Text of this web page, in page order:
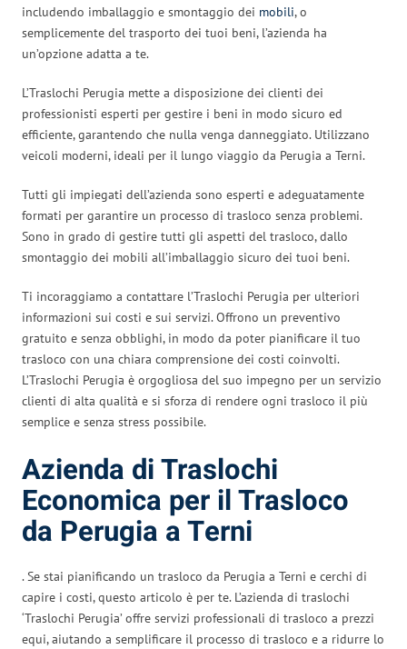
includendo imballaggio e smontaggio dei mobili, o
semplicemente del trasporto dei tuoi beni, l’azienda ha
un’opzione adatta a te.
L’Traslochi Perugia mette a disposizione dei clienti dei
professionisti esperti per gestire i beni in modo sicuro ed
efficiente, garantendo che nulla venga danneggiato. Utilizzano
veicoli moderni, ideali per il lungo viaggio da Perugia a Terni.
Tutti gli impiegati dell’azienda sono esperti e adeguatamente
formati per garantire un processo di trasloco senza problemi.
Sono in grado di gestire tutti gli aspetti del trasloco, dallo
smontaggio dei mobili all’imballaggio sicuro dei tuoi beni.
Ti incoraggiamo a contattare l’Traslochi Perugia per ulteriori
informazioni sui costi e sui servizi. Offrono un preventivo
gratuito e senza obblighi, in modo da poter pianificare il tuo
trasloco con una chiara comprensione dei costi coinvolti.
L’Traslochi Perugia è orgogliosa del suo impegno per un servizio
clienti di alta qualità e si sforza di rendere ogni trasloco il più
semplice e senza stress possibile.
Azienda di Traslochi
Economica per il Trasloco
da Perugia a Terni
. Se stai pianificando un trasloco da Perugia a Terni e cerchi di
capire i costi, questo articolo è per te. L’azienda di traslochi
‘Traslochi Perugia’ offre servizi professionali di trasloco a prezzi
equi, aiutando a semplificare il processo di trasloco e a ridurre lo